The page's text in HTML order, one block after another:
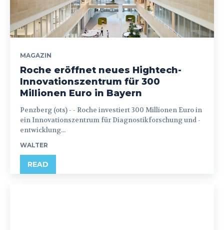
MAGAZIN
Roche eröffnet neues Hightech-
Innovationszentrum für 300
Millionen Euro in Bayern
Penzberg (ots) - - Roche investiert 300 Millionen Euro in
ein Innovationszentrum für Diagnostikforschung und -
entwicklung...
WALTER
READ